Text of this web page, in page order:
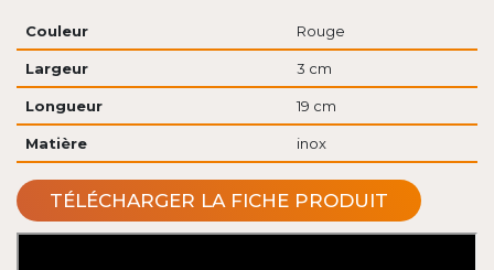
Couleur Rouge
Largeur 3 cm
Longueur 19 cm
Matière inox
TÉLÉCHARGER LA FICHE PRODUIT